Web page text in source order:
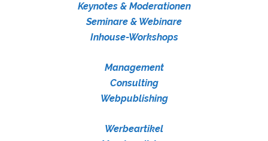
Keynotes & Moderationen
Seminare & Webinare
Inhouse-Workshops
Management
Consulting
Webpublishing
Werbeartikel